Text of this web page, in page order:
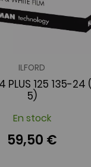
ILFORD
PLUS 125 135-
5)
En stock
59,50 €